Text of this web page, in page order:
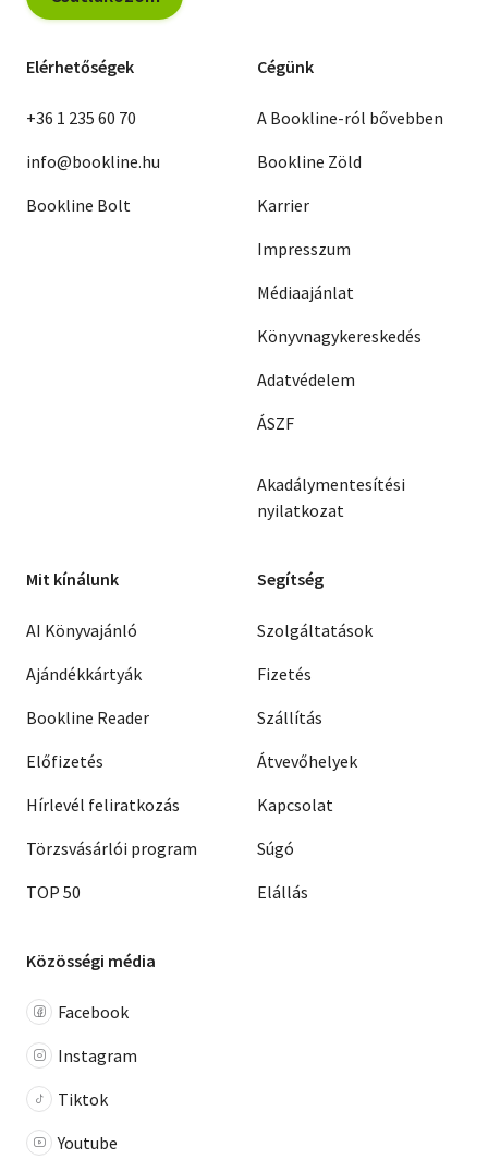
Elérhetőségek
+36 1 235 60 70
info@bookline.hu
Bookline Bolt
Cégünk
A Bookline-ról bővebben
Bookline Zöld
Karrier
Impresszum
Médiaajánlat
Könyvnagykereskedés
Adatvédelem
ÁSZF
Akadálymentesítési
nyilatkozat
Mit kínálunk
AI Könyvajánló
Ajándékkártyák
Bookline Reader
Előfizetés
Hírlevél feliratkozás
Törzsvásárlói program
TOP 50
Segítség
Szolgáltatások
Fizetés
Szállítás
Átvevőhelyek
Kapcsolat
Súgó
Elállás
Közösségi média
Facebook
Instagram
Tiktok
Youtube